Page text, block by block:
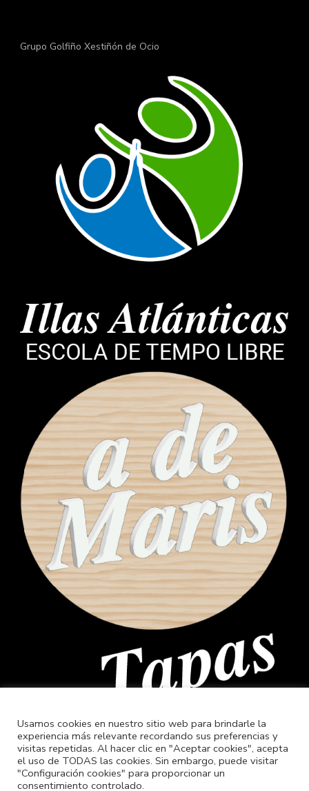
Grupo Golfiño Xestiñón de Ocio
Usamos cookies en nuestro sitio web para brindarle la
experiencia más relevante recordando sus preferencias y
visitas repetidas. Al hacer clic en "Aceptar cookies", acepta
el uso de TODAS las cookies. Sin embargo, puede visitar
"Configuración cookies" para proporcionar un
consentimiento controlado.